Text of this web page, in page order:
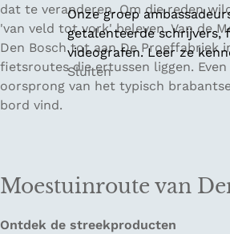
Onze groep
getalenteerde schrijvers,
videografen. Leer ze
Sluiten
dat te veranderen. Om die reden
'van veld tot vork' beleven. Van de
Den Bosch tot aan De Proeffabriek
fietsroutes die ertussen liggen.
oorsprong van het typisch
bord vind.
Moestuinroute van
Ontdek de streekproducten